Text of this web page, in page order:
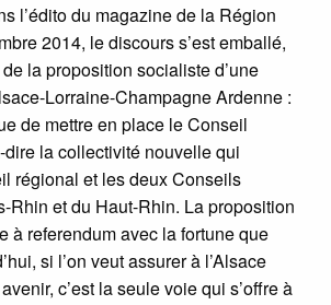
l’édito du magazine de la Région
2014, le discours s’est emballé,
la proposition socialiste d’une
Lorraine-Champagne Ardenne :
de mettre en place le Conseil
dire la collectivité nouvelle qui
régional et les deux Conseils
Rhin et du Haut-Rhin. La proposition
à referendum avec la fortune que
si l’on veut assurer à l’Alsace
c’est la seule voie qui s’offre à